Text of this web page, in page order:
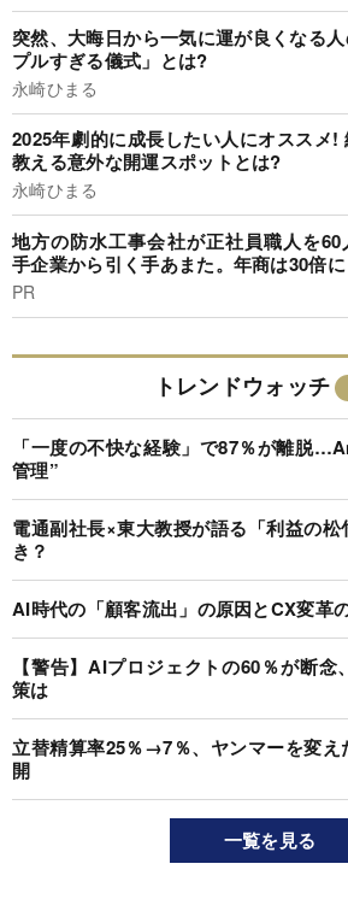
突然、大晦日から一気に運が良くなる
プルすぎる儀式」とは?
永崎ひまる
2025年劇的に成長したい人にオススメ!
教える意外な開運スポットとは?
永崎ひまる
地方の防水工事会社が正社員職人を60
手企業から引く手あまた。年商は30倍に
PR
トレンドウォッチ
「一度の不快な経験」で87％が離脱
管理”
電通副社長×東大教授が語る「利益の
き？
AI時代の「顧客流出」の原因とCX変革
【警告】AIプロジェクトの60％が断
策は
立替精算率25％→7％、ヤンマーを変え
開
一覧を見る